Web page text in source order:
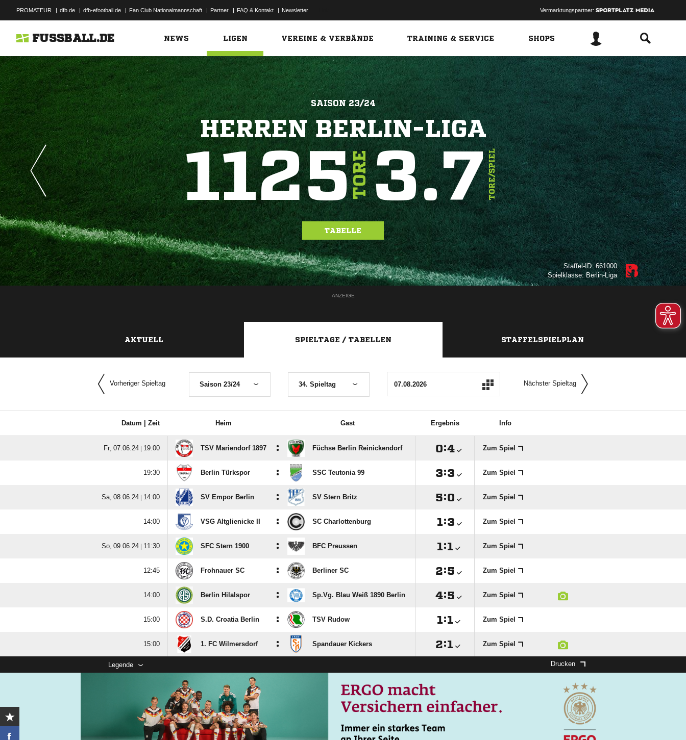
PROMATEUR | dfb.de | dfb-efootball.de | Fan Club Nationalmannschaft | Partner | FAQ & Kontakt | Newsletter Vermarktungspartner:
FUSSBALL.DE NEWS LIGEN VEREINE & VERBÄNDE TRAINING & SERVICE SHOPS
SAISON 23/24
HERREN BERLIN-LIGA
1125TORE3.7TORE/SPIEL
TABELLE
Staffel-ID: 661000
Spielklasse: Berlin-Liga
ANZEIGE
AKTUELL SPIELTAGE / TABELLEN STAFFELSPIELPLAN
Vorheriger Spieltag Saison 23/24 34. Spieltag Nächster Spieltag
Datum | Zeit Heim Gast Ergebnis Info
  |  TSV Mariendorf 1897 : Füchse Berlin Reinickendorf : Zum Spiel
 Berlin Türkspor : SSC Teutonia 99 : Zum Spiel
  |  SV Empor Berlin : SV Stern Britz : Zum Spiel
 VSG Altglienicke II : SC Charlottenburg : Zum Spiel
  |  SFC Stern 1900 : BFC Preussen : Zum Spiel
 Frohnauer SC : Berliner SC : Zum Spiel
 Berlin Hilalspor : Sp.Vg. Blau Weiß 1890 Berlin : Zum Spiel
 S.D. Croatia Berlin : TSV Rudow : Zum Spiel
 1. FC Wilmersdorf : Spandauer Kickers : Zum Spiel
Legende Drucken